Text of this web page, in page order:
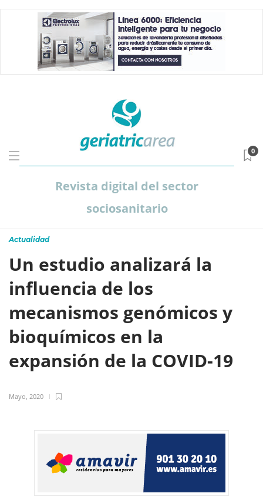
Revista digital del sector
sociosanitario
0
Actualidad
Un estudio analizará la
influencia de los
mecanismos genómicos y
bioquímicos en la
expansión de la COVID-19
Mayo, 2020